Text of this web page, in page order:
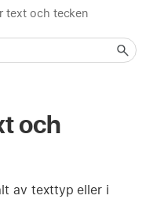
text och tecken
och
av texttyp eller i